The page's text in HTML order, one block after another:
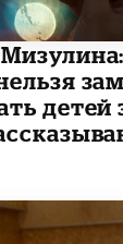
детей